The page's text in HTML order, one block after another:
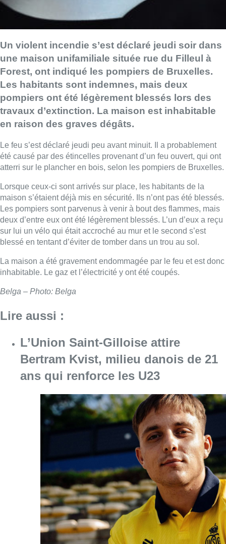
Un violent incendie s’est déclaré jeudi soir dans
une maison unifamiliale située rue du Filleul à
Forest, ont indiqué les pompiers de Bruxelles.
Les habitants sont indemnes, mais deux
pompiers ont été légèrement blessés lors des
travaux d’extinction. La maison est inhabitable
en raison des graves dégâts.
Le feu s’est déclaré jeudi peu avant minuit. Il a probablement
été causé par des étincelles provenant d’un feu ouvert, qui ont
atterri sur le plancher en bois, selon les pompiers de Bruxelles.
Lorsque ceux-ci sont arrivés sur place, les habitants de la
maison s’étaient déjà mis en sécurité. Ils n’ont pas été blessés.
Les pompiers sont parvenus à venir à bout des flammes, mais
deux d’entre eux ont été légèrement blessés. L’un d’eux a reçu
sur lui un vélo qui était accroché au mur et le second s’est
blessé en tentant d’éviter de tomber dans un trou au sol.
La maison a été gravement endommagée par le feu et est donc
inhabitable. Le gaz et l’électricité y ont été coupés.
Belga – Photo: Belga
Lire aussi :
L’Union Saint-Gilloise attire
Bertram Kvist, milieu danois de 21
ans qui renforce les U23